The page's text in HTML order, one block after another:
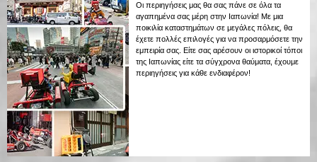
Οι περιηγήσεις μας θα σας πάνε σε όλα τα
αγαπημένα σας μέρη στην Ιαπωνία! Με μια
ποικιλία καταστημάτων σε μεγάλες πόλεις, θα
έχετε πολλές επιλογές για να προσαρμόσετε την
εμπειρία σας. Είτε σας αρέσουν οι ιστορικοί τόποι
της Ιαπωνίας είτε τα σύγχρονα θαύματα, έχουμε
περιηγήσεις για κάθε ενδιαφέρον!